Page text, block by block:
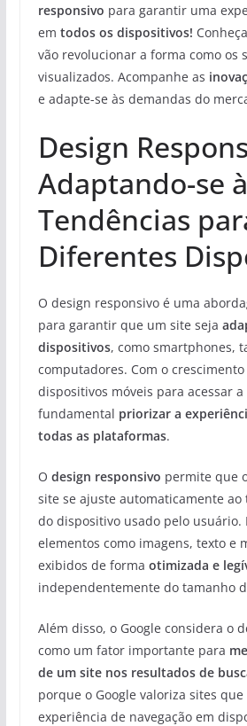
responsivo para garantir uma
em todos os dispositivos!
vão revolucionar a forma como os
visualizados. Acompanhe as
e adapte-se às demandas do
Design
Adaptando-se
Tendências
Diferentes
O design responsivo é uma
para garantir que um site seja
dispositivos, como smartphones,
computadores. Com o
dispositivos móveis para acessar
fundamental priorizar a
todas as plataformas.
O design responsivo permite que
site se ajuste automaticamente ao
do dispositivo usado pelo usuário.
elementos como imagens, texto e
exibidos de forma otimizada e
independentemente do tamanho
Além disso, o Google considera o
como um fator importante para
de um site nos resultados de
porque o Google valoriza sites
experiência de navegação em